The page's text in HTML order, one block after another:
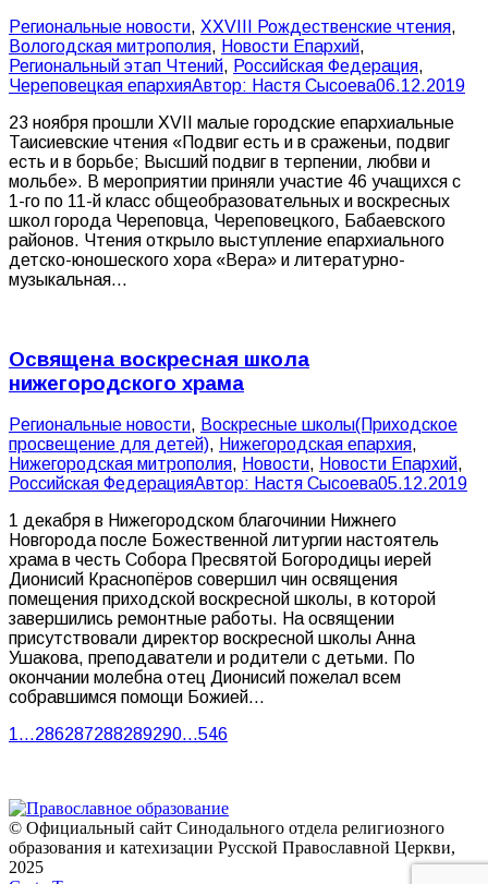
Pегиональные новости, XXVIII Рождественские чтения,
Вологодская митрополия, Новости Епархий,
Региональный этап Чтений, Российская Федерация,
Череповецкая епархияАвтор: Настя Сысоева06.12.2019
23 ноября прошли XVII малые городские епархиальные
Таисиевские чтения «Подвиг есть и в сраженьи, подвиг
есть и в борьбе; Высший подвиг в терпении, любви и
мольбе». В мероприятии приняли участие 46 учащихся с
1-го по 11-й класс общеобразовательных и воскресных
школ города Череповца, Череповецкого, Бабаевского
районов. Чтения открыло выступление епархиального
детско-юношеского хора «Вера» и литературно-
музыкальная…
Освящена воскресная школа
нижегородского храма
Pегиональные новости, Воскресные школы(Приходское
просвещение для детей), Нижегородская епархия,
Нижегородская митрополия, Новости, Новости Епархий,
Российская ФедерацияАвтор: Настя Сысоева05.12.2019
1 декабря в Нижегородском благочинии Нижнего
Новгорода после Божественной литургии настоятель
храма в честь Собора Пресвятой Богородицы иерей
Дионисий Краснопёров совершил чин освящения
помещения приходской воскресной школы, в которой
завершились ремонтные работы. На освящении
присутствовали директор воскресной школы Анна
Ушакова, преподаватели и родители с детьми. По
окончании молебна отец Дионисий пожелал всем
собравшимся помощи Божией…
1…286287288289290…546
© Официальный сайт Синодального отдела религиозного
образования и катехизации Русской Православной Церкви,
2025